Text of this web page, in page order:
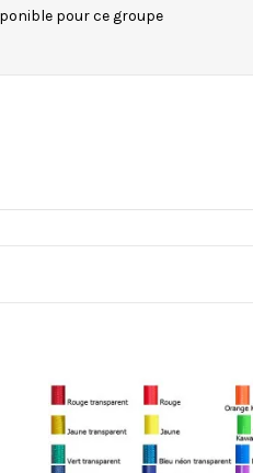
pour ce groupe